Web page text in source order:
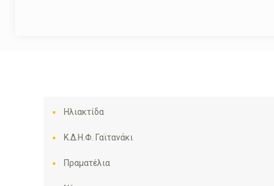
Ηλιακτίδα
Κ.Δ.Η.Φ. Γαϊτανάκι
Πραματέλια